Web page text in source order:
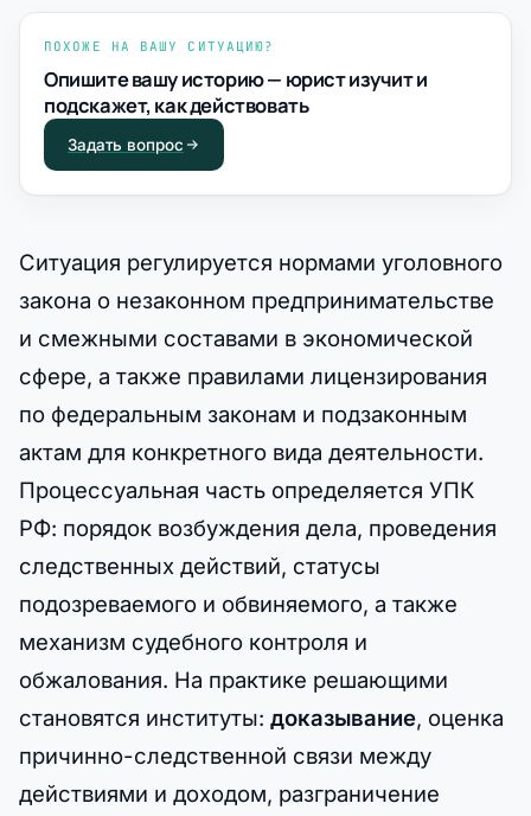
ПОХОЖЕ НА ВАШУ СИТУАЦИЮ?
Опишите вашу историю — юрист изучит и
подскажет, как действовать
Задать вопрос
Ситуация регулируется нормами уголовного
закона о незаконном предпринимательстве
и смежными составами в экономической
сфере, а также правилами лицензирования
по федеральным законам и подзаконным
актам для конкретного вида деятельности.
Процессуальная часть определяется УПК
РФ: порядок возбуждения дела, проведения
следственных действий, статусы
подозреваемого и обвиняемого, а также
механизм судебного контроля и
обжалования. На практике решающими
становятся институты: доказывание, оценка
причинно-следственной связи между
действиями и доходом, разграничение